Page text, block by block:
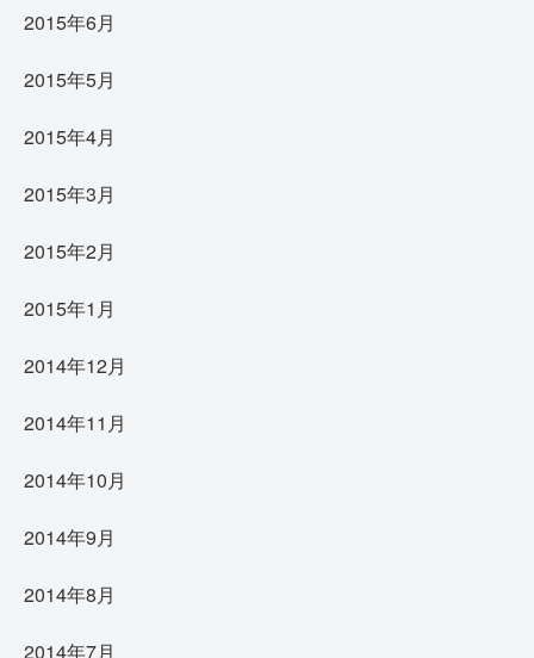
2015年6月
2015年5月
2015年4月
2015年3月
2015年2月
2015年1月
2014年12月
2014年11月
2014年10月
2014年9月
2014年8月
2014年7月